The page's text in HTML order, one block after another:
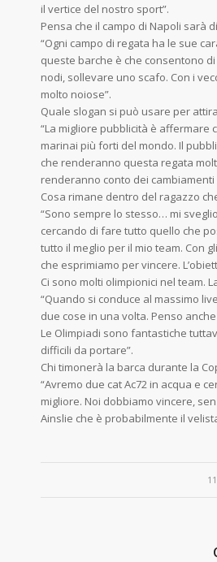
il vertice del nostro sport”.
Pensa che il campo di Napoli sarà
“Ogni campo di regata ha le sue
queste barche è che consentono
nodi, sollevare uno scafo. Con i
molto noiose”.
Quale slogan si può usare per
“La migliore pubblicità è affermare
marinai più forti del mondo. Il
che renderanno questa regata
renderanno conto dei
Cosa rimane dentro del ragazzo
“Sono sempre lo stesso… mi
cercando di fare tutto quello che
tutto il meglio per il mio team. Con
che esprimiamo per vincere.
Ci sono molti olimpionici nel team.
“Quando si conduce al massimo
due cose in una volta. Penso
Le Olimpiadi sono fantastiche
difficili da portare”.
Chi timonerà la barca durante la
“Avremo due cat Ac72 in acqua e
migliore. Noi dobbiamo vincere,
Ainslie che è probabilmente il